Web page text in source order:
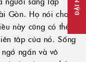
Gòn. Họ nói cha
này cũng có thể
tâp của nó. Sống
ngẩn và vô